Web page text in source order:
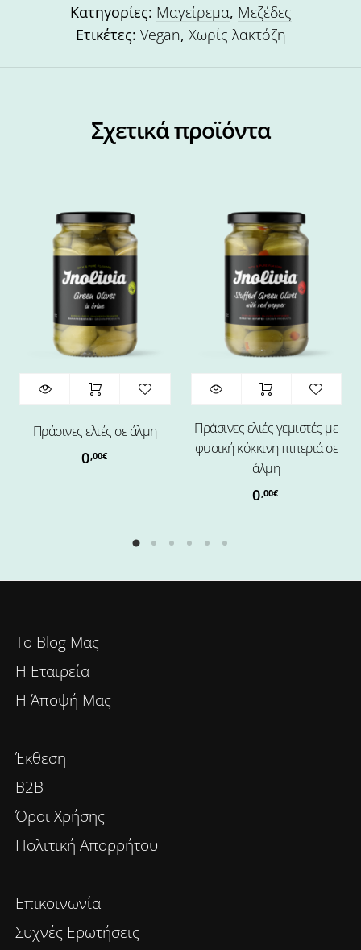
Κατηγορίες: Μαγείρεμα, Μεζέδες
Ετικέτες: Vegan, Χωρίς λακτόζη
Σχετικά προϊόντα
Πράσινες ελιές σε άλμη
0 ,00€
Πράσινες ελιές γεμιστές με
φυσική κόκκινη πιπεριά σε
άλμη
0 ,00€
To Blog Μας
Η Εταιρεία
Η Άποψή Μας
Έκθεση
B2B
Όροι Χρήσης
Πολιτική Απορρήτου
Επικοινωνία
Συχνές Ερωτήσεις